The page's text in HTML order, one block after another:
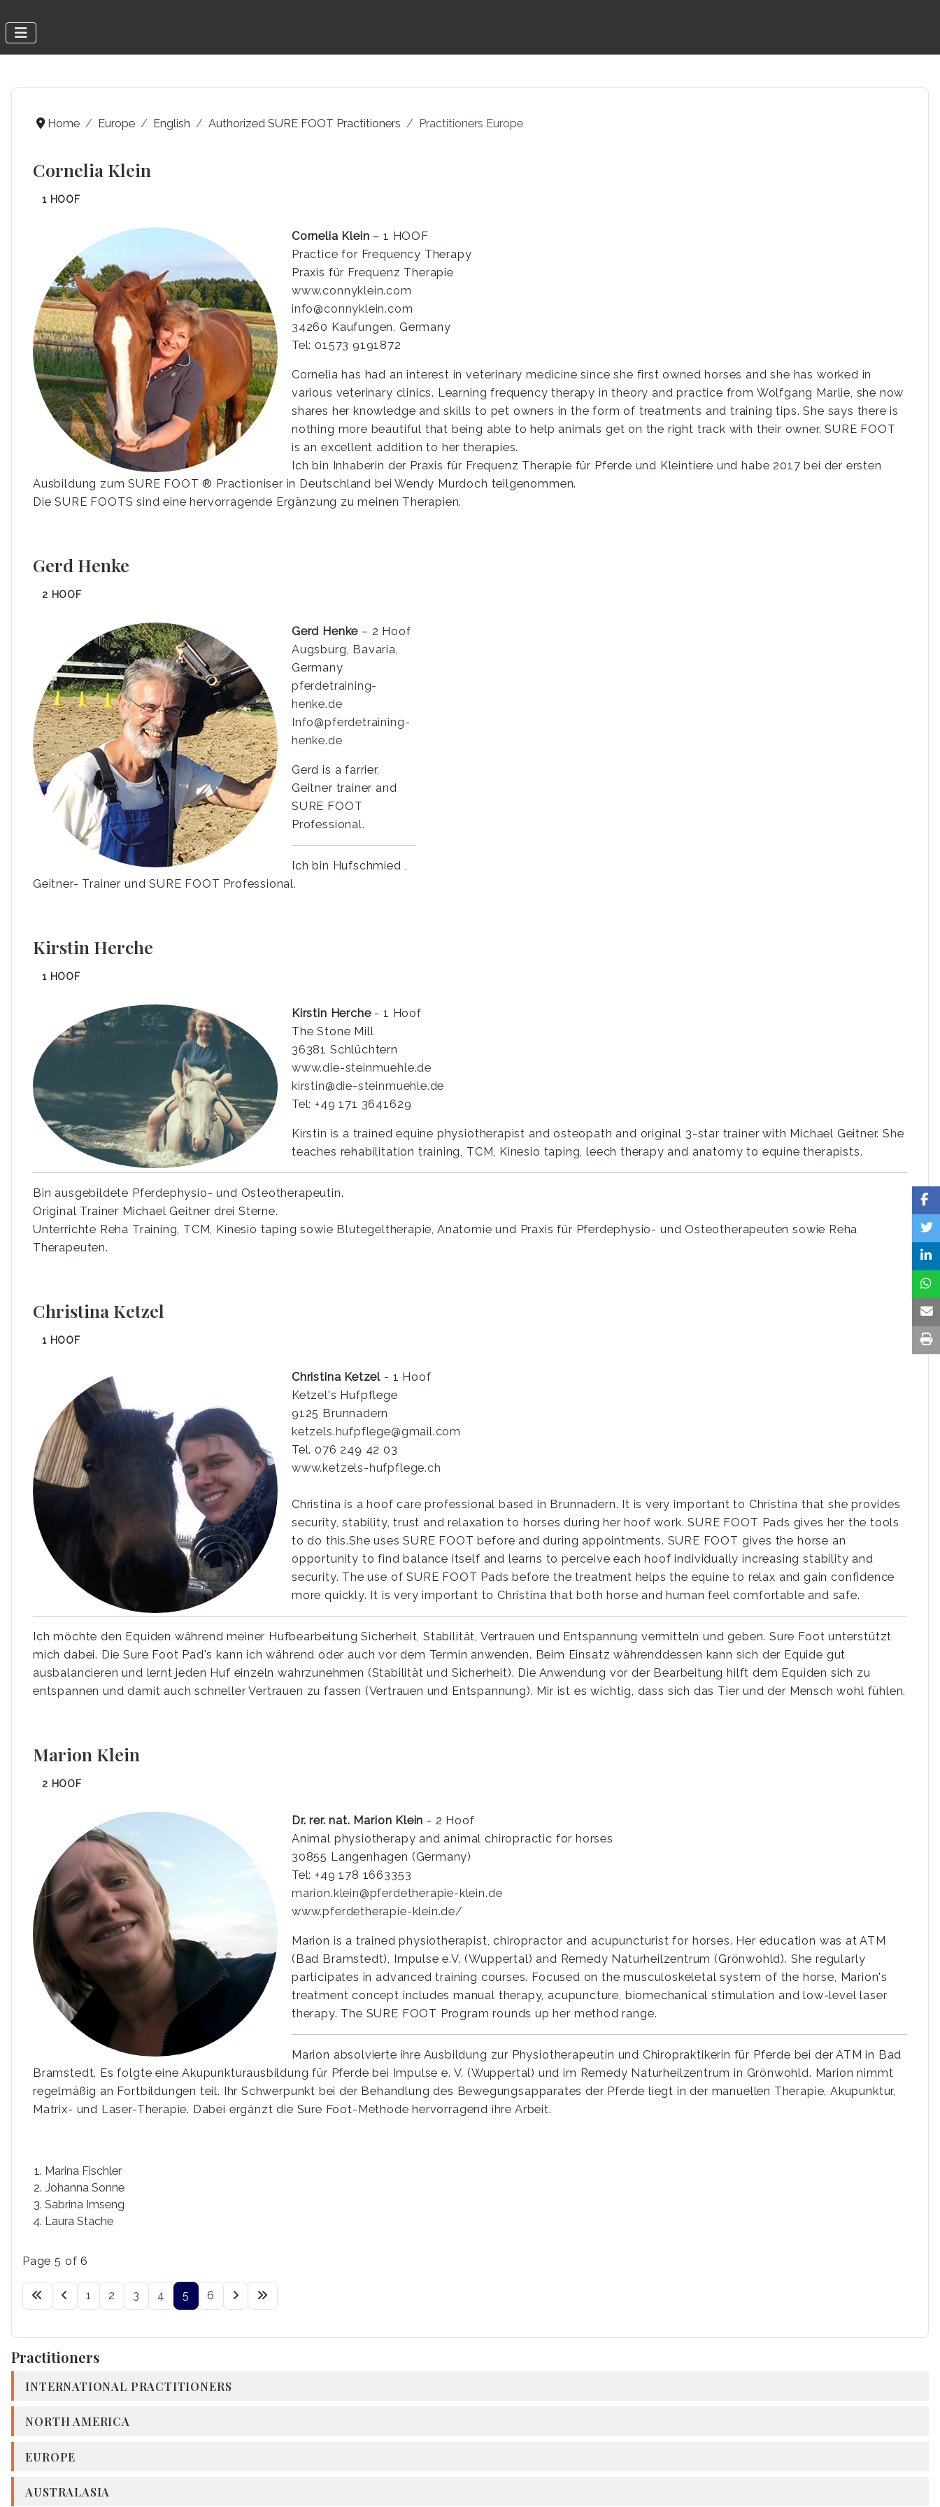
Home Europe English Authorized SURE FOOT Practitioners Practitioners Europe
Cornelia Klein
1 HOOF
Cornelia Klein – 1 HOOF
Practice for Frequency Therapy
Praxis für Frequenz Therapie
www.connyklein.com
info@connyklein.com
34260 Kaufungen, Germany
Tel: 01573 9191872
Cornelia has had an interest in veterinary medicine since she first owned horses and she has worked in
various veterinary clinics. Learning frequency therapy in theory and practice from Wolfgang Marlie, she now
shares her knowledge and skills to pet owners in the form of treatments and training tips. She says there is
nothing more beautiful that being able to help animals get on the right track with their owner. SURE FOOT
is an excellent addition to her therapies.
Ich bin Inhaberin der Praxis für Frequenz Therapie für Pferde und Kleintiere und habe 2017 bei der ersten
Ausbildung zum SURE FOOT ® Practioniser in Deutschland bei Wendy Murdoch teilgenommen.
Die SURE FOOTS sind eine hervorragende Ergänzung zu meinen Therapien.
Gerd Henke
2 HOOF
Gerd Henke – 2 Hoof
Augsburg, Bavaria,
Germany
pferdetraining-
henke.de
Info@pferdetraining-
henke.de
Gerd is a farrier,
Geitner trainer and
SURE FOOT
Professional.
Ich bin Hufschmied ,
Geitner- Trainer und SURE FOOT Professional.
Kirstin Herche
1 HOOF
Kirstin Herche- 1 Hoof
The Stone Mill
36381 Schlüchtern
www.die-steinmuehle.de
kirstin@die-steinmuehle.de
Tel: +49 171 3641629
Kirstin is a trained equine physiotherapist and osteopath and original 3-star trainer with Michael Geitner. She
teaches rehabilitation training, TCM, Kinesio taping, leech therapy and anatomy to equine therapists.
Bin ausgebildete Pferdephysio- und Osteotherapeutin.
Original Trainer Michael Geitner drei Sterne.
Unterrichte Reha Training, TCM, Kinesio taping sowie Blutegeltherapie, Anatomie und Praxis für Pferdephysio- und Osteotherapeuten sowie Reha
Therapeuten.
Christina Ketzel
1 HOOF
Christina Ketzel - 1 Hoof
Ketzel's Hufpflege
9125 Brunnadern
ketzels.hufpflege@gmail.com
Tel. 076 249 42 03
www.ketzels-hufpflege.ch
Christina is a hoof care professional based in Brunnadern. It is very important to Christina that she provides
security, stability, trust and relaxation to horses during her hoof work. SURE FOOT Pads gives her the tools
to do this.She uses SURE FOOT before and during appointments. SURE FOOT gives the horse an
opportunity to find balance itself and learns to perceive each hoof individually increasing stability and
security. The use of SURE FOOT Pads before the treatment helps the equine to relax and gain confidence
more quickly. It is very important to Christina that both horse and human feel comfortable and safe.
Ich möchte den Equiden während meiner Hufbearbeitung Sicherheit, Stabilität, Vertrauen und Entspannung vermitteln und geben. Sure Foot unterstützt
mich dabei. Die Sure Foot Pad's kann ich während oder auch vor dem Termin anwenden. Beim Einsatz währenddessen kann sich der Equide gut
ausbalancieren und lernt jeden Huf einzeln wahrzunehmen (Stabilität und Sicherheit). Die Anwendung vor der Bearbeitung hilft dem Equiden sich zu
entspannen und damit auch schneller Vertrauen zu fassen (Vertrauen und Entspannung). Mir ist es wichtig, dass sich das Tier und der Mensch wohl fühlen.
Marion Klein
2 HOOF
Dr. rer. nat. Marion Klein - 2 Hoof
Animal physiotherapy and animal chiropractic for horses
30855 Langenhagen (Germany)
Tel: +49 178 1663353
marion.klein@pferdetherapie-klein.de
www.pferdetherapie-klein.de/
Marion is a trained physiotherapist, chiropractor and acupuncturist for horses. Her education was at ATM
(Bad Bramstedt), Impulse e.V. (Wuppertal) and Remedy Naturheilzentrum (Grönwohld). She regularly
participates in advanced training courses. Focused on the musculoskeletal system of the horse, Marion's
treatment concept includes manual therapy, acupuncture, biomechanical stimulation and low-level laser
therapy. The SURE FOOT Program rounds up her method range.
Marion absolvierte ihre Ausbildung zur Physiotherapeutin und Chiropraktikerin für Pferde bei der ATM in Bad
Bramstedt. Es folgte eine Akupunkturausbildung für Pferde bei Impulse e. V. (Wuppertal) und im Remedy Naturheilzentrum in Grönwohld. Marion nimmt
regelmäßig an Fortbildungen teil. Ihr Schwerpunkt bei der Behandlung des Bewegungsapparates der Pferde liegt in der manuellen Therapie, Akupunktur,
Matrix- und Laser-Therapie. Dabei ergänzt die Sure Foot-Methode hervorragend ihre Arbeit.
Marina Fischler
Johanna Sonne
Sabrina Imseng
Laura Stache
Page 5 of 6
1 2 3 4 5 6
Practitioners
INTERNATIONAL PRACTITIONERS
NORTH AMERICA
EUROPE
AUSTRALASIA